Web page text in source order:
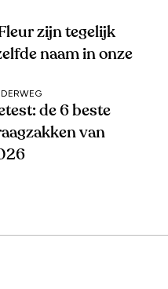
zijn tegelijk
naam in onze
de 6 beste
van